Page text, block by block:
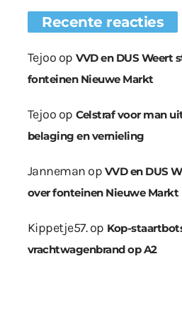
Recente reacties
Tejoo op VVD en DUS Weert
fonteinen Nieuwe Markt
Tejoo op Celstraf voor man
belaging en vernieling
Janneman op VVD en DUS
over fonteinen Nieuwe Markt
Kippetje57.op Kop-
vrachtwagenbrand op A2